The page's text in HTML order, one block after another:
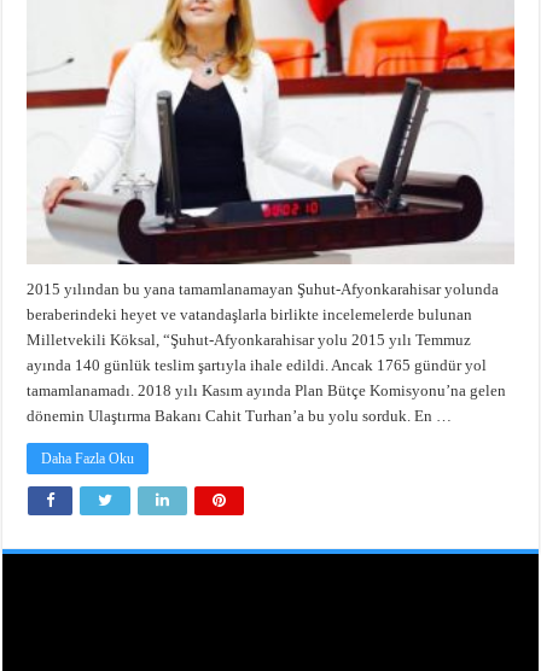
2015 yılından bu yana tamamlanamayan Şuhut-Afyonkarahisar yolunda
beraberindeki heyet ve vatandaşlarla birlikte incelemelerde bulunan
Milletvekili Köksal, “Şuhut-Afyonkarahisar yolu 2015 yılı Temmuz
ayında 140 günlük teslim şartıyla ihale edildi. Ancak 1765 gündür yol
tamamlanamadı. 2018 yılı Kasım ayında Plan Bütçe Komisyonu’na gelen
dönemin Ulaştırma Bakanı Cahit Turhan’a bu yolu sorduk. En …
Daha Fazla Oku